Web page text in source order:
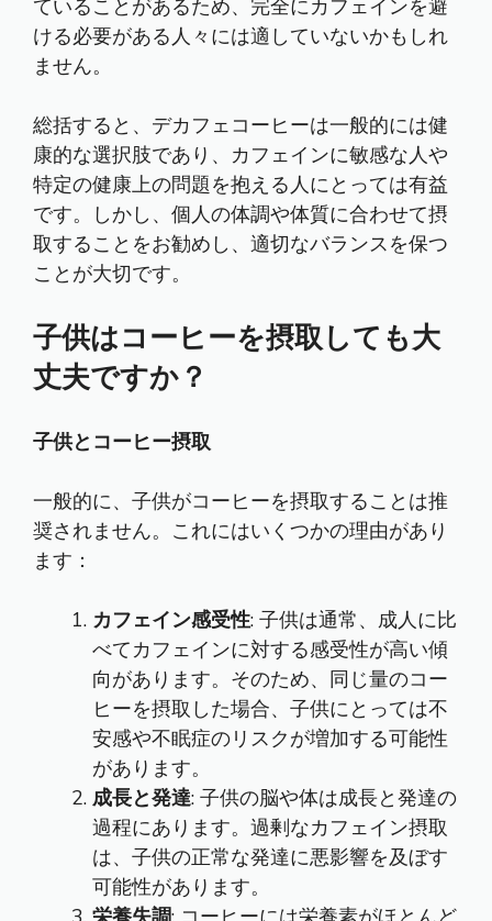
ていることがあるため、完全にカフェインを避
ける必要がある人々には適していないかもしれ
ません。
総括すると、デカフェコーヒーは一般的には健
康的な選択肢であり、カフェインに敏感な人や
特定の健康上の問題を抱える人にとっては有益
です。しかし、個人の体調や体質に合わせて摂
取することをお勧めし、適切なバランスを保つ
ことが大切です。
子供はコーヒーを摂取しても大
丈夫ですか？
子供とコーヒー摂取
一般的に、子供がコーヒーを摂取することは推
奨されません。これにはいくつかの理由があり
ます：
カフェイン感受性: 子供は通常、成人に比
べてカフェインに対する感受性が高い傾
向があります。そのため、同じ量のコー
ヒーを摂取した場合、子供にとっては不
安感や不眠症のリスクが増加する可能性
があります。
成長と発達: 子供の脳や体は成長と発達の
過程にあります。過剰なカフェイン摂取
は、子供の正常な発達に悪影響を及ぼす
可能性があります。